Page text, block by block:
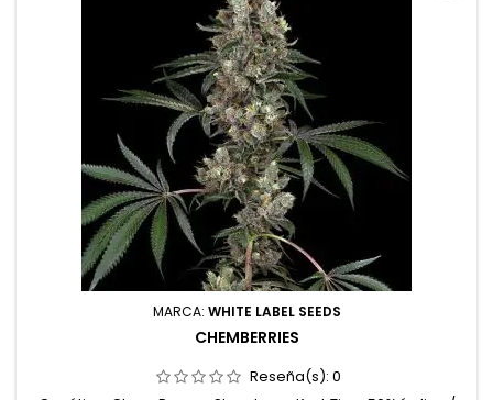
MARCA: WHITE LABEL SEEDS
CHEMBERRIES
Reseña(s): 0